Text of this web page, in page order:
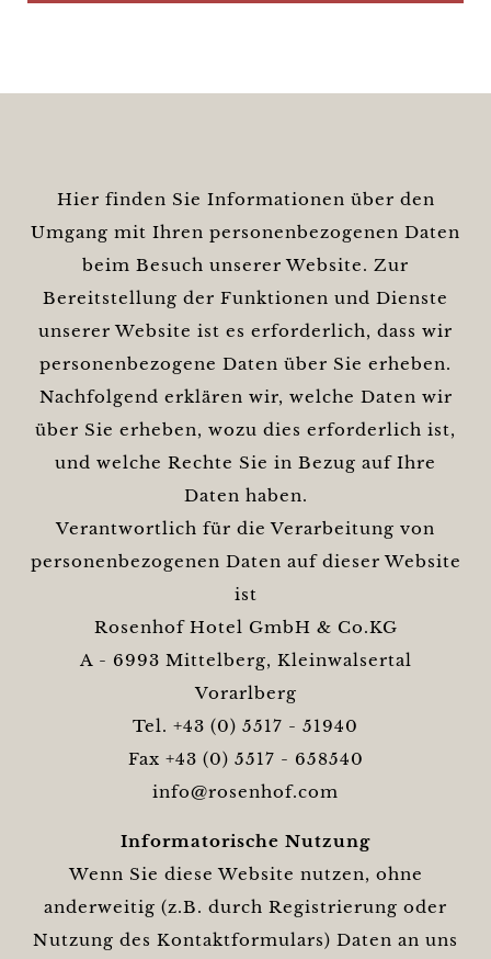
Hier finden Sie Informationen über den
Umgang mit Ihren personenbezogenen Daten
beim Besuch unserer Website. Zur
Bereitstellung der Funktionen und Dienste
unserer Website ist es erforderlich, dass wir
personenbezogene Daten über Sie erheben.
Nachfolgend erklären wir, welche Daten wir
über Sie erheben, wozu dies erforderlich ist,
und welche Rechte Sie in Bezug auf Ihre
Daten haben.
Verantwortlich für die Verarbeitung von
personenbezogenen Daten auf dieser Website
ist
Rosenhof Hotel GmbH & Co.KG
A - 6993 Mittelberg, Kleinwalsertal
Vorarlberg
Tel. +43 (0) 5517 - 51940
Fax +43 (0) 5517 - 658540
info@rosenhof.com
Informatorische Nutzung
Wenn Sie diese Website nutzen, ohne
anderweitig (z.B. durch Registrierung oder
Nutzung des Kontaktformulars) Daten an uns